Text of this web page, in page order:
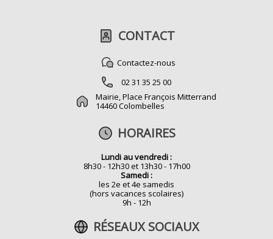
CONTACT
Contactez-nous
02 31 35 25 00
Mairie, Place François Mitterrand
14460 Colombelles
HORAIRES
Lundi au vendredi :
8h30 - 12h30 et 13h30 - 17h00
Samedi :
les 2e et 4e samedis
(hors vacances scolaires)
9h - 12h
RÉSEAUX SOCIAUX